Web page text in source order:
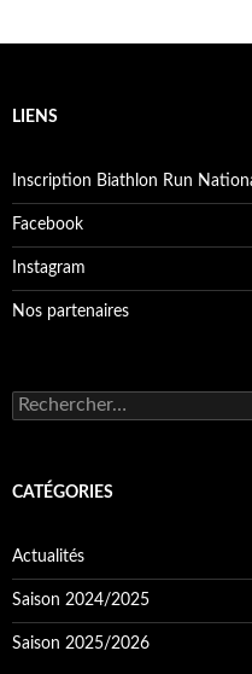
LIENS
Inscription Biathlon Run
Facebook
Instagram
Nos partenaires
Rechercher :
CATÉGORIES
Actualités
Saison 2024/2025
Saison 2025/2026